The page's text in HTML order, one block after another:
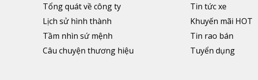
Tổng quát về công ty
Lịch sử hình thành
Tầm nhìn sứ mệnh
Câu chuyện thương hiệu
Tin tức xe
Khuyến mãi HOT
Tin rao bán
Tuyển dụng